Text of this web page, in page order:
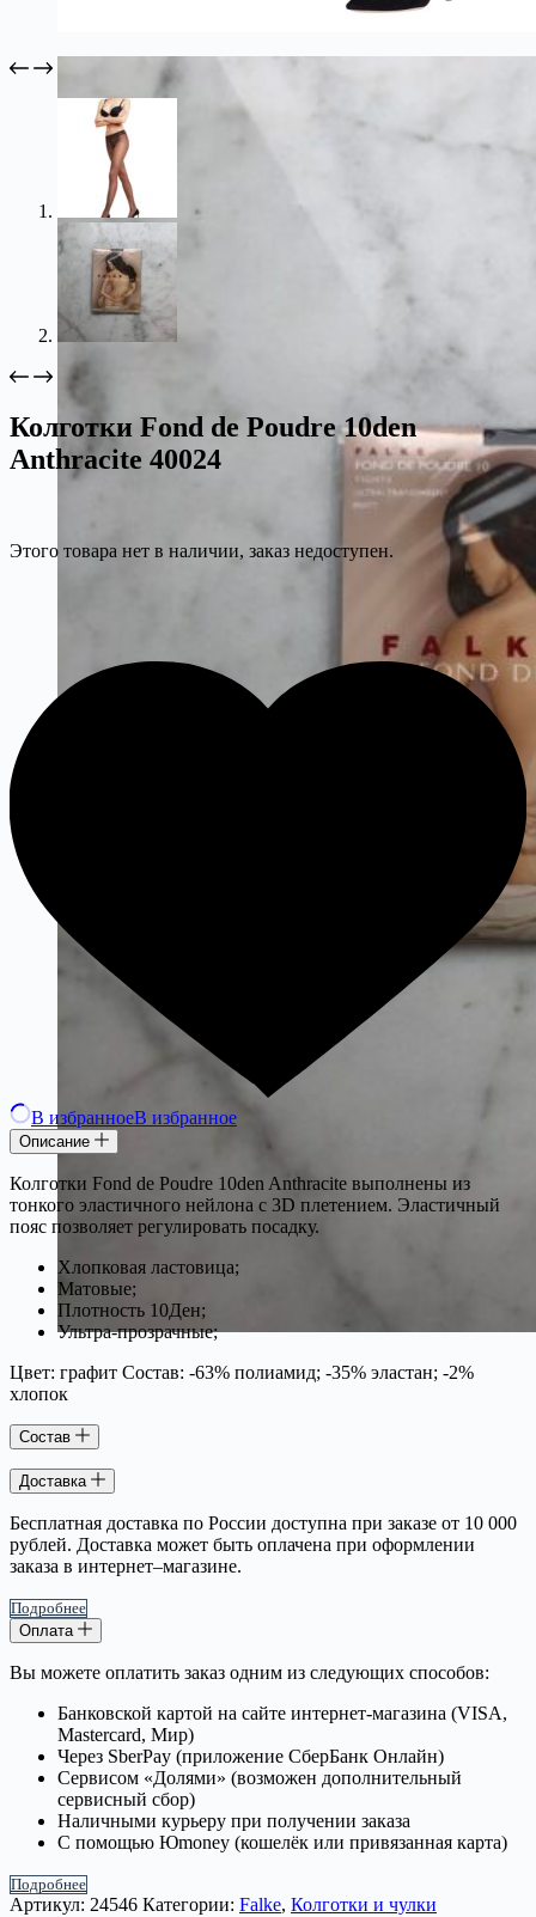
Колготки Fond de Poudre 10den
Anthracite 40024
Этого товара нет в наличии, заказ недоступен.
В избранноеВ избранное
Описание
Колготки Fond de Poudre 10den Anthracite выполнены из
тонкого эластичного нейлона с 3D плетением. Эластичный
пояс позволяет регулировать посадку.
Хлопковая ластовица;
Матовые;
Плотность 10Ден;
Ультра-прозрачные;
Цвет: графит Состав: -63% полиамид; -35% эластан; -2%
хлопок
Состав
Доставка
Бесплатная доставка по России доступна при заказе от 10 000
рублей. Доставка может быть оплачена при оформлении
заказа в интернет–магазине.
Подробнее
Оплата
Вы можете оплатить заказ одним из следующих способов:
Банковской картой на сайте интернет-магазина (VISA,
Mastercard, Мир)
Через SberPay (приложение СберБанк Онлайн)
Сервисом «Долями» (возможен дополнительный
сервисный сбор)
Наличными курьеру при получении заказа
С помощью Юmoney (кошелёк или привязанная карта)
Подробнее
Артикул: 24546 Категории: Falke, Колготки и чулки